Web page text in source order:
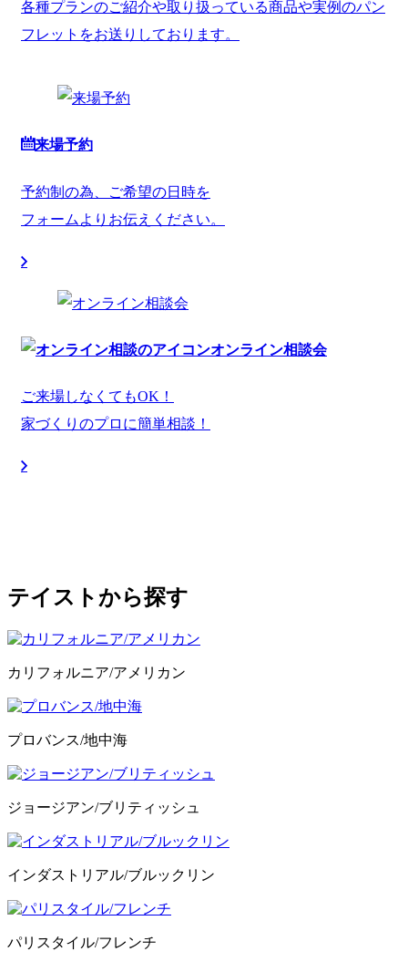
来場予約
予約制の為、ご希望の日時を
フォームよりお伝えください。
オンライン相談会
ご来場しなくてもOK！
家づくりのプロに簡単相談！
テイストから探す
カリフォルニア/アメリカン
プロバンス/地中海
ジョージアン/ブリティッシュ
インダストリアル/ブルックリン
パリスタイル/フレンチ